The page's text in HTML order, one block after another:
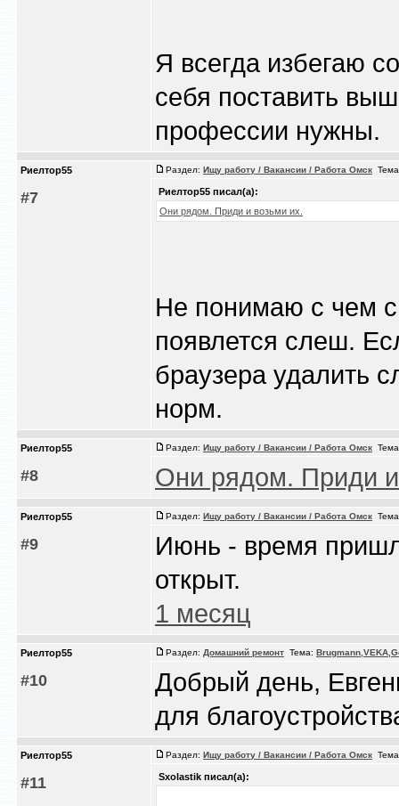
Я всегда избегаю
себя поставить
профессии нужны.
Риелтор55
#7
Раздел: Ищу работу / Вакансии / Работа Омск
Риелтор55 писал(а):
Они рядом. Приди и возьми их.
Не понимаю с чем
появлется слеш.
браузера удалить
норм.
Риелтор55
#8
Раздел: Ищу работу / Вакансии / Работа Омск
Они рядом. Приди
Риелтор55
#9
Раздел: Ищу работу / Вакансии / Работа Омск
Июнь - время
открыт.
1 месяц
Риелтор55
#10
Раздел: Домашний ремонт Тема:
Добрый день,
для
Риелтор55
#11
Раздел: Ищу работу / Вакансии / Работа Омск
Sxolastik писал(а):